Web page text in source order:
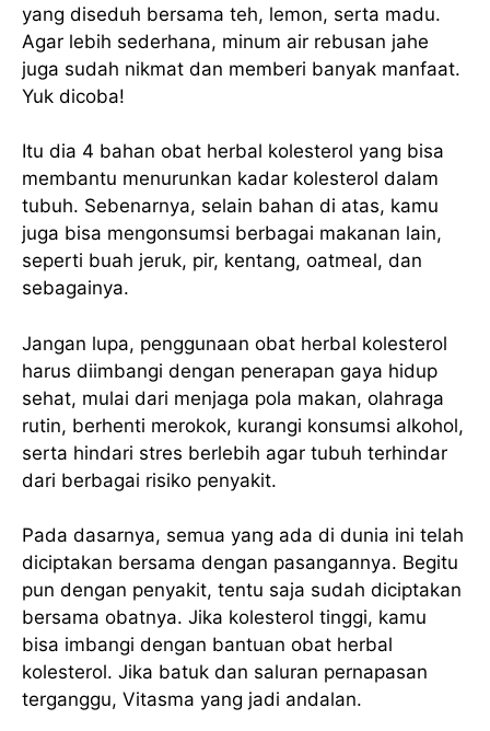
yang diseduh bersama teh, lemon, serta madu.
Agar lebih sederhana, minum air rebusan jahe
juga sudah nikmat dan memberi banyak manfaat.
Yuk dicoba!
Itu dia 4 bahan obat herbal kolesterol yang bisa
membantu menurunkan kadar kolesterol dalam
tubuh. Sebenarnya, selain bahan di atas, kamu
juga bisa mengonsumsi berbagai makanan lain,
seperti buah jeruk, pir, kentang, oatmeal, dan
sebagainya.
Jangan lupa, penggunaan obat herbal kolesterol
harus diimbangi dengan penerapan gaya hidup
sehat, mulai dari menjaga pola makan, olahraga
rutin, berhenti merokok, kurangi konsumsi alkohol,
serta hindari stres berlebih agar tubuh terhindar
dari berbagai risiko penyakit.
Pada dasarnya, semua yang ada di dunia ini telah
diciptakan bersama dengan pasangannya. Begitu
pun dengan penyakit, tentu saja sudah diciptakan
bersama obatnya. Jika kolesterol tinggi, kamu
bisa imbangi dengan bantuan obat herbal
kolesterol. Jika batuk dan saluran pernapasan
terganggu, Vitasma yang jadi andalan.